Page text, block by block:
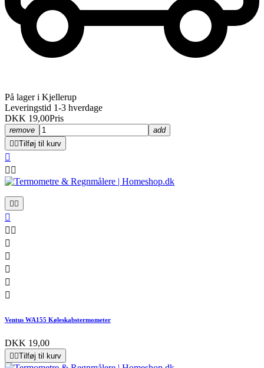
På lager i Kjellerup
Leveringstid 1-3 hverdage
DKK 19,00Pris
remove
add
 Tilføj til kurv

 
 

 





Ventus WA155 Køleskabstermometer
DKK 19,00
 Tilføj til kurv